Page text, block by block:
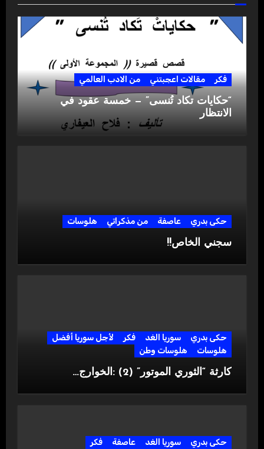
فكر مقالات اعجبتني من الادب العالمي
“حكايات تكاد تُنسى” — خمسة عقود في
الانتظار
حكى بدري عاصفة من مذكراتي هلوسات
سجني الخاص!!
حكى بدري سوريا الغد فكر
لأجل سوريا أفضل
هلوسات
هلوسات وطن
كارثة “الثوري الموتور” (2) :الخوارج…
حكى بدري سوريا الغد عاصفة
فكر